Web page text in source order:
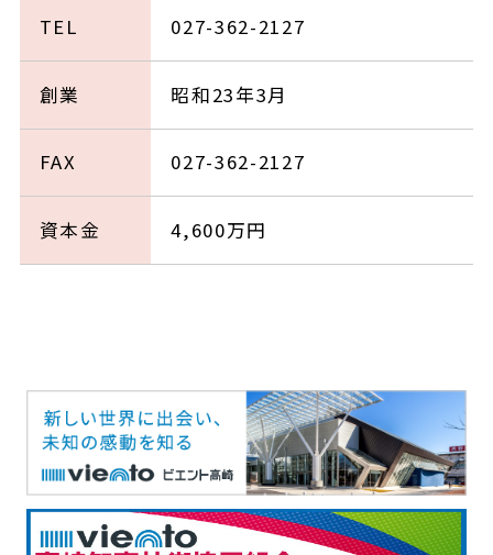
TEL 027-362-2127
創業 昭和23年3月
FAX 027-362-2127
資本金 4,600万円